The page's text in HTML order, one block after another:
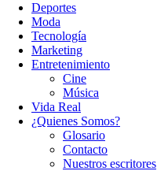
Deportes
Moda
Tecnología
Marketing
Entretenimiento
Cine
Música
Vida Real
¿Quienes Somos?
Glosario
Contacto
Nuestros escritores